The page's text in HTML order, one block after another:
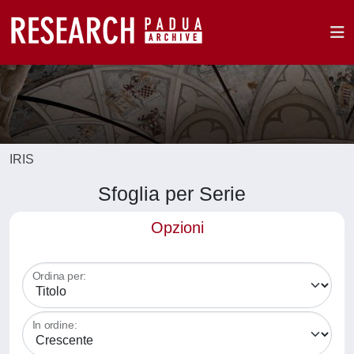
IRIS
Sfoglia per Serie
Opzioni
Ordina per:
In ordine: